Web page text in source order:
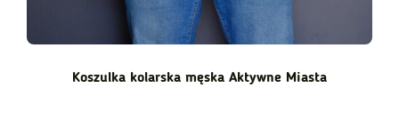
Koszulka kolarska męska Aktywne Miasta